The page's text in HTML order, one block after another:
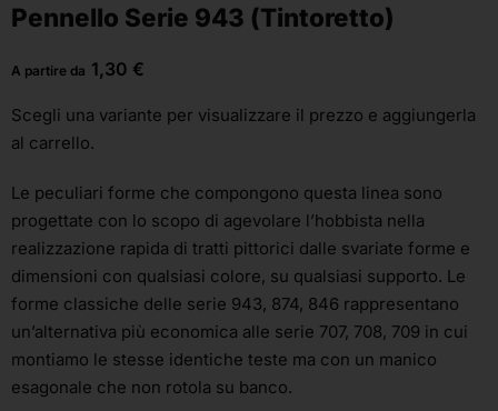
Pennello Serie 943 (Tintoretto)
A partire da 1,30 €
Scegli una variante per visualizzare il prezzo e aggiungerla
al carrello.
Le peculiari forme che compongono questa linea sono
progettate con lo scopo di agevolare l’hobbista nella
realizzazione rapida di tratti pittorici dalle svariate forme e
dimensioni con qualsiasi colore, su qualsiasi supporto. Le
forme classiche delle serie 943, 874, 846 rappresentano
un’alternativa più economica alle serie 707, 708, 709 in cui
montiamo le stesse identiche teste ma con un manico
esagonale che non rotola su banco.